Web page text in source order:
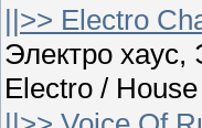
||>> Electro
Электро хаус,
Electro /